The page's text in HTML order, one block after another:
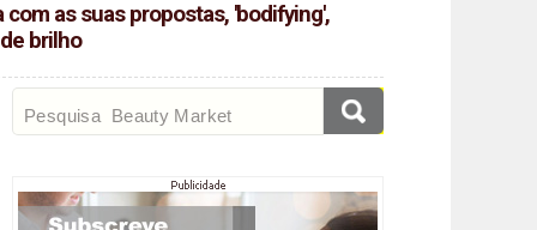
as suas propostas, 'bodifying',
brilho